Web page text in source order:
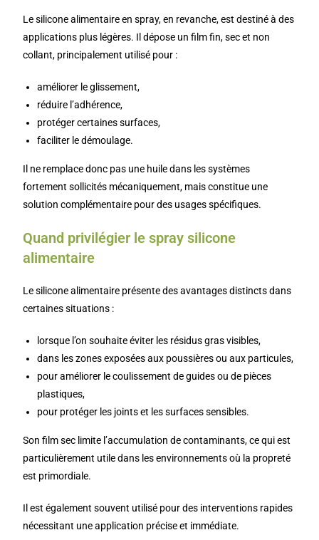
Le silicone alimentaire en spray, en revanche, est destiné à des
applications plus légères. Il dépose un film fin, sec et non
collant, principalement utilisé pour :
améliorer le glissement,
réduire l’adhérence,
protéger certaines surfaces,
faciliter le démoulage.
Il ne remplace donc pas une huile dans les systèmes
fortement sollicités mécaniquement, mais constitue une
solution complémentaire pour des usages spécifiques.
Quand privilégier le spray silicone
alimentaire
Le silicone alimentaire présente des avantages distincts dans
certaines situations :
lorsque l’on souhaite éviter les résidus gras visibles,
dans les zones exposées aux poussières ou aux particules,
pour améliorer le coulissement de guides ou de pièces
plastiques,
pour protéger les joints et les surfaces sensibles.
Son film sec limite l’accumulation de contaminants, ce qui est
particulièrement utile dans les environnements où la propreté
est primordiale.
Il est également souvent utilisé pour des interventions rapides
nécessitant une application précise et immédiate.